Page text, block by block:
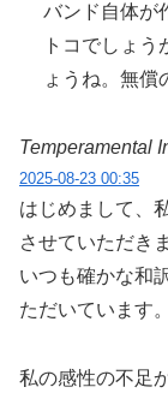
バンド自体が
トコでしょ
ょうね。無償
Temperamental
2025-08-23 00:35
はじめまして、
させていただき
いつも確かな和
ただいています。
私の感性の不足